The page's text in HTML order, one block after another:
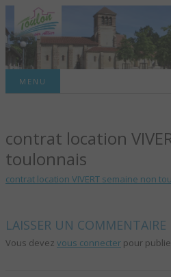
ALLIER
MENU
contrat location
toulonnais
contrat location VIVERT semaine non
LAISSER UN COMMENTAIRE
Vous devez vous connecter pour